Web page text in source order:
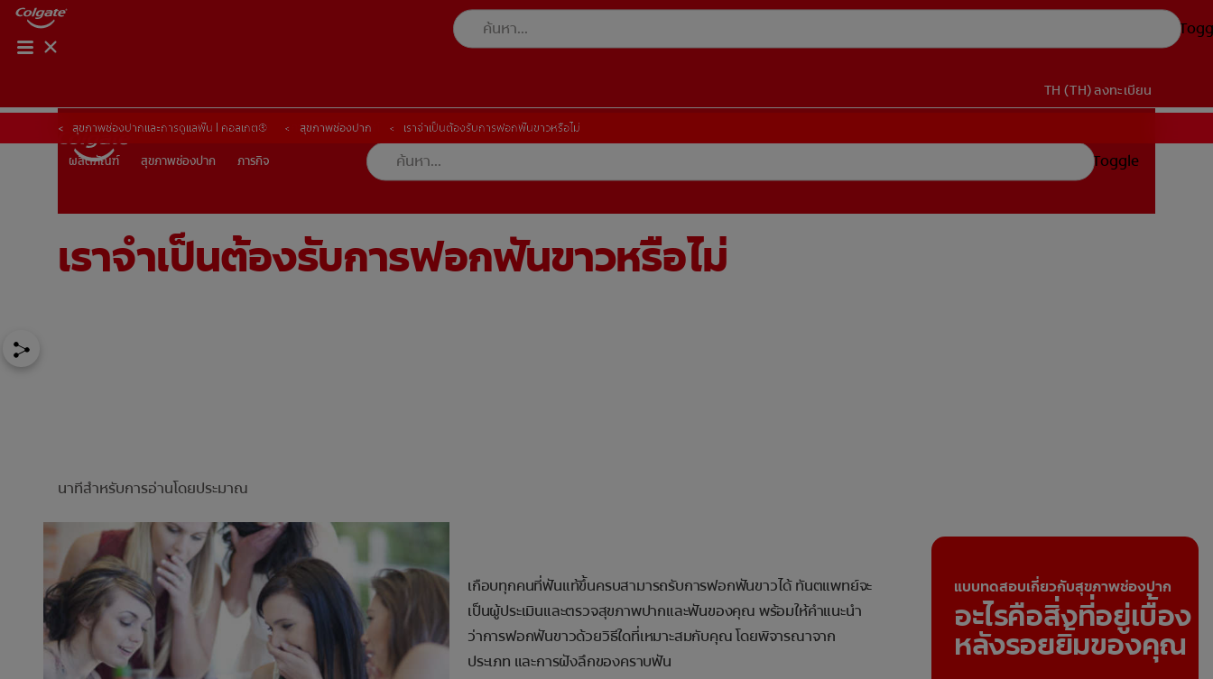
ผลิตภัณฑ์ สุขภาพช่องปาก
TH (TH) ลงทะเบียน
TH (TH)ลงทะเบียน
ผลิตภัณฑ์ สุขภาพช่องปาก ภารกิจ
การจับคู่ผลิตภัณฑ์
Toggle
สุขภาพช่องปากและการดูแลฟัน | คอลเกต® สุขภาพช่องปาก เราจำเป็นต้องรับการฟอกฟันขาวหรือไม่
เราจำเป็นต้องรับการฟอกฟันขาวหรือไม่
นาทีสำหรับการอ่านโดยประมาณ
เกือบทุกคนที่ฟันแท้ขึ้นครบสามารถรับการฟอกฟันขาวได้ ทันตแพทย์จะ
เป็นผู้ประเมินและตรวจสุขภาพปากและฟันของคุณ พร้อมให้คำแนะนำ
ว่าการฟอกฟันขาวด้วยวิธีใดที่เหมาะสมกับคุณ โดยพิจารณาจาก
ประเภท และการฝังลึกของคราบฟัน
แบบทดสอบเกี่ยวกับสุขภาพช่องปาก
อะไรคือสิ่งที่อยู่เบื้อง
หลังรอยยิ้มของคุณ